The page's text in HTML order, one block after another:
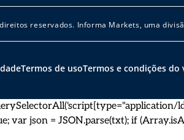
reservados. Informa Markets, uma
Termos de usoTermos e condições do
var json = JSON.parse(txt); if